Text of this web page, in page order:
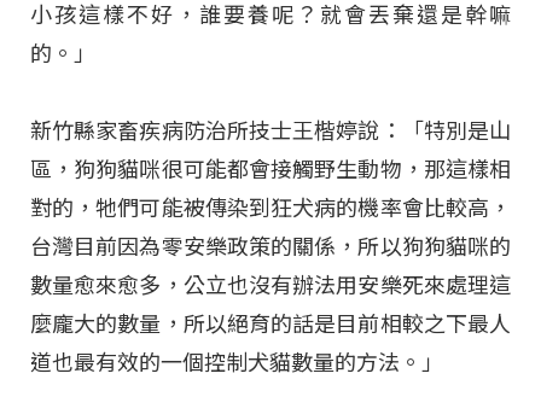
小孩這樣不好，誰要養呢？就會丟棄還是幹嘛
的。」
新竹縣家畜疾病防治所技士王楷婷說：「特別是山
區，狗狗貓咪很可能都會接觸野生動物，那這樣相
對的，牠們可能被傳染到狂犬病的機率會比較高，
台灣目前因為零安樂政策的關係，所以狗狗貓咪的
數量愈來愈多，公立也沒有辦法用安樂死來處理這
麼龐大的數量，所以絕育的話是目前相較之下最人
道也最有效的一個控制犬貓數量的方法。」